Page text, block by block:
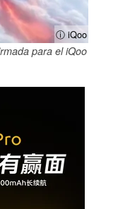
ⓘ iQoo
para el iQoo